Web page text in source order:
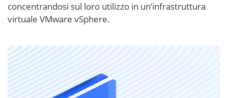
concentrandosi sul loro utilizzo in un’infrastruttura
virtuale VMware vSphere.